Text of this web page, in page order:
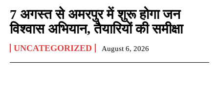
7 अगस्त से अमरपुर में शुरू होगा जन
विश्वास अभियान, तैयारियों की समीक्षा
UNCATEGORIZED August 6, 2026